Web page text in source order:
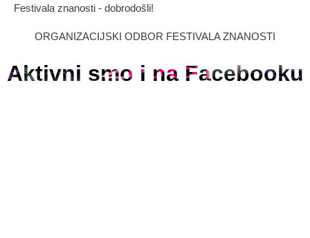
Festivala znanosti - dobrodošli!
ORGANIZACIJSKI ODBOR FESTIVALA ZNANOSTI
Aktivni smo i na Facebooku